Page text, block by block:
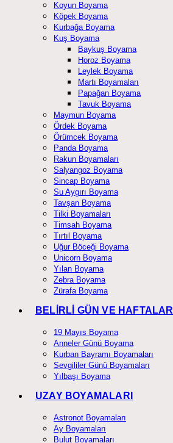
Koyun Boyama
Köpek Boyama
Kurbağa Boyama
Kuş Boyama
Baykuş Boyama
Horoz Boyama
Leylek Boyama
Martı Boyamaları
Papağan Boyama
Tavuk Boyama
Maymun Boyama
Ördek Boyama
Örümcek Boyama
Panda Boyama
Rakun Boyamaları
Salyangoz Boyama
Sincap Boyama
Su Aygırı Boyama
Tavşan Boyama
Tilki Boyamaları
Timsah Boyama
Tırtıl Boyama
Uğur Böceği Boyama
Unicorn Boyama
Yılan Boyama
Zebra Boyama
Zürafa Boyama
BELİRLİ GÜN VE HAFTALAR
19 Mayıs Boyama
Anneler Günü Boyama
Kurban Bayramı Boyamaları
Sevgililer Günü Boyamaları
Yılbaşı Boyama
UZAY BOYAMALARI
Astronot Boyamaları
Ay Boyamaları
Bulut Boyamaları